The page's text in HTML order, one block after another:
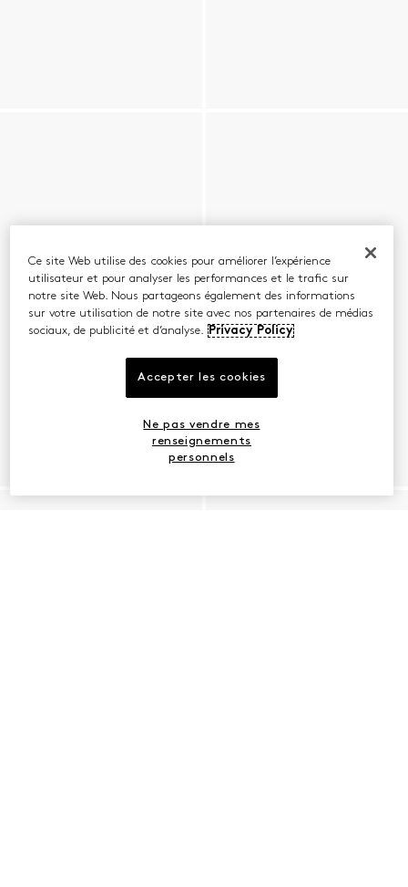
Ce site Web utilise des cookies pour améliorer l’expérience
utilisateur et pour analyser les performances et le trafic sur
notre site Web. Nous partageons également des informations
sur votre utilisation de notre site avec nos partenaires de médias
sociaux, de publicité et d’analyse. Privacy Policy
Accepter les cookies
Ne pas vendre mes
renseignements
personnels